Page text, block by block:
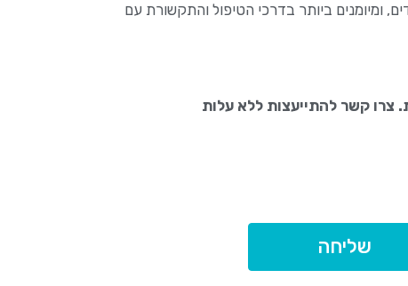
הכשרה נוספת של 3 שנים לטיפול ספציפי בשיני הילדים, ומיומנים ביותר בדרכי הטיפול והתקשורת עם
צרו קשר להתייעצות ללא עלות
שליחה